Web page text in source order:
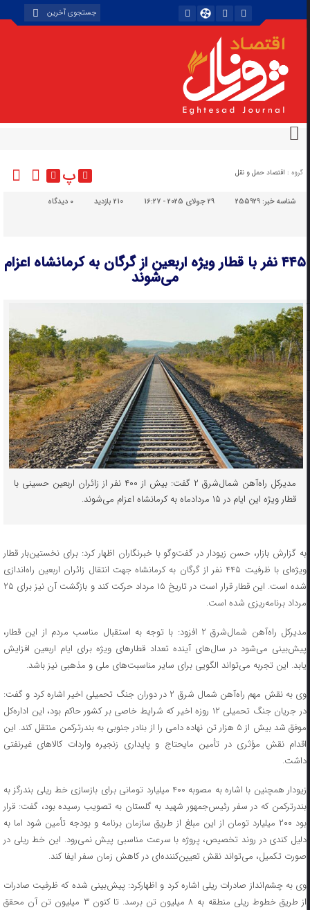
گروه : اقتصاد حمل و نقل پ
شناسه خبر:255929 29 جولای 2025 - 16:27 210 بازدید دیدگاه
۴۴۵ نفر با قطار ویژه اربعین از گرگان به کرمانشاه اعزام‌
می‌شوند
مدیرکل راه‌آهن شمال‌شرق ۲ گفت: بیش از ۴۰۰ نفر از زائران اربعین حسینی با
قطار ویژه این ایام در ۱۵ مردادماه به کرمانشاه اعزام می‌شوند.
به گزارش بازار، حسن زیودار در گفت‌وگو با خبرنگاران اظهار کرد: برای نخستین‌بار قطار
ویژه‌ای با ظرفیت ۴۴۵ نفر از گرگان به کرمانشاه جهت انتقال زائران اربعین راه‌اندازی
شده است. این قطار قرار است در تاریخ ۱۵ مرداد حرکت کند و بازگشت آن نیز برای ۲۵
مرداد برنامه‌ریزی شده است.
مدیرکل راه‌آهن‌ شمال‌شرق ۲ افزود: با توجه به استقبال مناسب مردم از این قطار،
پیش‌بینی می‌شود در سال‌های آینده تعداد قطارهای ویژه برای ایام اربعین افزایش
یابد. این تجربه می‌تواند الگویی برای سایر مناسبت‌های ملی و مذهبی نیز باشد.
وی به نقش مهم راه‌آهن شمال شرق ۲ در دوران جنگ تحمیلی اخیر اشاره کرد و گفت:
در جریان جنگ تحمیلی ۱۲ روزه اخیر که شرایط خاصی بر کشور حاکم بود، این اداره‌کل
موفق شد بیش از ۵ هزار تن نهاده دامی را از بنادر جنوبی به بندرترکمن منتقل کند. این
اقدام نقش مؤثری در تأمین مایحتاج و پایداری زنجیره واردات کالاهای غیرنفتی
داشت.
زیودار همچنین با اشاره به مصوبه ۴۰۰ میلیارد تومانی برای بازسازی خط ریلی بندرگز به
بندرترکمن که در سفر رئیس‌جمهور شهید به گلستان به تصویب رسیده بود، گفت: قرار
بود ۲۰۰ میلیارد تومان از این مبلغ از طریق سازمان برنامه و بودجه تأمین شود اما به
دلیل کندی در روند تخصیص، پروژه با سرعت مناسبی پیش نمی‌رود. این خط ریلی در
صورت تکمیل، می‌تواند نقش تعیین‌کننده‌ای در کاهش زمان سفر ایفا کند.
وی به چشم‌انداز صادرات ریلی اشاره کرد و اظهارکرد: پیش‌بینی شده که ظرفیت صادرات
از طریق خطوط ریلی منطقه به ۸ میلیون تن برسد. تا کنون ۳ میلیون تن آن محقق